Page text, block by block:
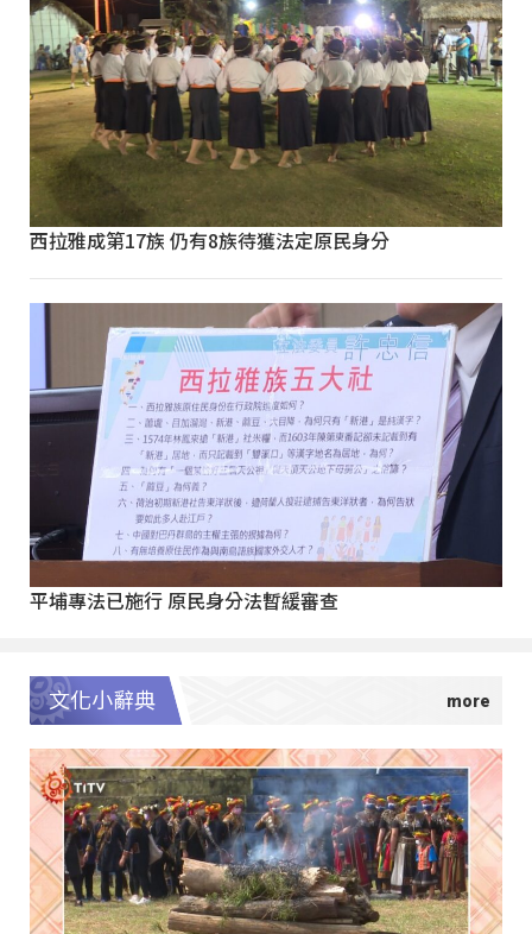
西拉雅成第17族 仍有8族待獲法定原民身分
平埔專法已施行 原民身分法暫緩審查
文化小辭典